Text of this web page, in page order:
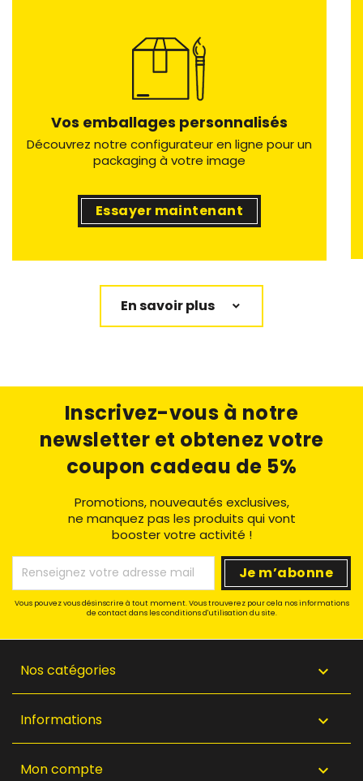
Vos emballages personnalisés
Découvrez notre configurateur en ligne pour un
packaging à votre image
Essayer maintenant
En savoir plus
Inscrivez-vous à notre
newsletter et obtenez votre
coupon cadeau de 5%
Promotions, nouveautés exclusives,
ne manquez pas les produits qui vont
booster votre activité !
Vous pouvez vous désinscrire à tout moment. Vous trouverez pour cela nos informations
de contact dans les conditions d'utilisation du site.
Nos catégories 
Informations 
Mon compte 